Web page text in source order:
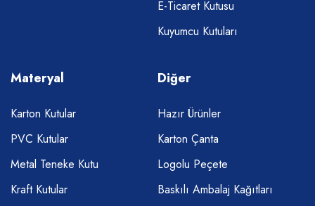
E-Ticaret Kutusu
Kuyumcu Kutuları
Materyal
Karton Kutular
PVC Kutular
Metal Teneke Kutu
Kraft Kutular
Diğer
Hazır Ürünler
Karton Çanta
Logolu Peçete
Baskılı Ambalaj Kağıtları